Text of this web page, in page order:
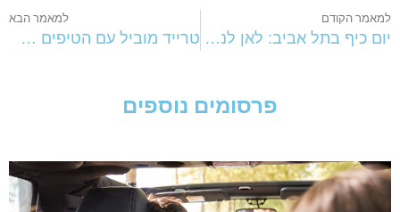
הקודם
יום כיף בתל אביב: לאן לנסוע לבלות בעיר שלא נרדמת?
למאמר הבא
טרייד מוביל עם הטיפים שיעזרו לכם לבחור רכב פלאג אין מומלץ שמתאים בדיוק לכם
פרסומים נוספים